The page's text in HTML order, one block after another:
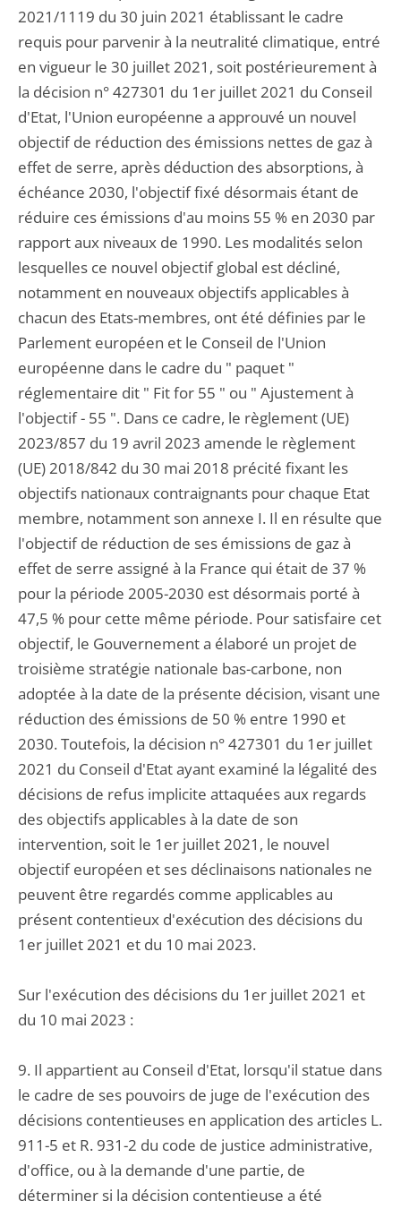
2021/1119 du 30 juin 2021 établissant le cadre
requis pour parvenir à la neutralité climatique, entré
en vigueur le 30 juillet 2021, soit postérieurement à
la décision n° 427301 du 1er juillet 2021 du Conseil
d'Etat, l'Union européenne a approuvé un nouvel
objectif de réduction des émissions nettes de gaz à
effet de serre, après déduction des absorptions, à
échéance 2030, l'objectif fixé désormais étant de
réduire ces émissions d'au moins 55 % en 2030 par
rapport aux niveaux de 1990. Les modalités selon
lesquelles ce nouvel objectif global est décliné,
notamment en nouveaux objectifs applicables à
chacun des Etats-membres, ont été définies par le
Parlement européen et le Conseil de l'Union
européenne dans le cadre du " paquet "
réglementaire dit " Fit for 55 " ou " Ajustement à
l'objectif - 55 ". Dans ce cadre, le règlement (UE)
2023/857 du 19 avril 2023 amende le règlement
(UE) 2018/842 du 30 mai 2018 précité fixant les
objectifs nationaux contraignants pour chaque Etat
membre, notamment son annexe I. Il en résulte que
l'objectif de réduction de ses émissions de gaz à
effet de serre assigné à la France qui était de 37 %
pour la période 2005-2030 est désormais porté à
47,5 % pour cette même période. Pour satisfaire cet
objectif, le Gouvernement a élaboré un projet de
troisième stratégie nationale bas-carbone, non
adoptée à la date de la présente décision, visant une
réduction des émissions de 50 % entre 1990 et
2030. Toutefois, la décision n° 427301 du 1er juillet
2021 du Conseil d'Etat ayant examiné la légalité des
décisions de refus implicite attaquées aux regards
des objectifs applicables à la date de son
intervention, soit le 1er juillet 2021, le nouvel
objectif européen et ses déclinaisons nationales ne
peuvent être regardés comme applicables au
présent contentieux d'exécution des décisions du
1er juillet 2021 et du 10 mai 2023.
Sur l'exécution des décisions du 1er juillet 2021 et
du 10 mai 2023 :
9. Il appartient au Conseil d'Etat, lorsqu'il statue dans
le cadre de ses pouvoirs de juge de l'exécution des
décisions contentieuses en application des articles L.
911-5 et R. 931-2 du code de justice administrative,
d'office, ou à la demande d'une partie, de
déterminer si la décision contentieuse a été